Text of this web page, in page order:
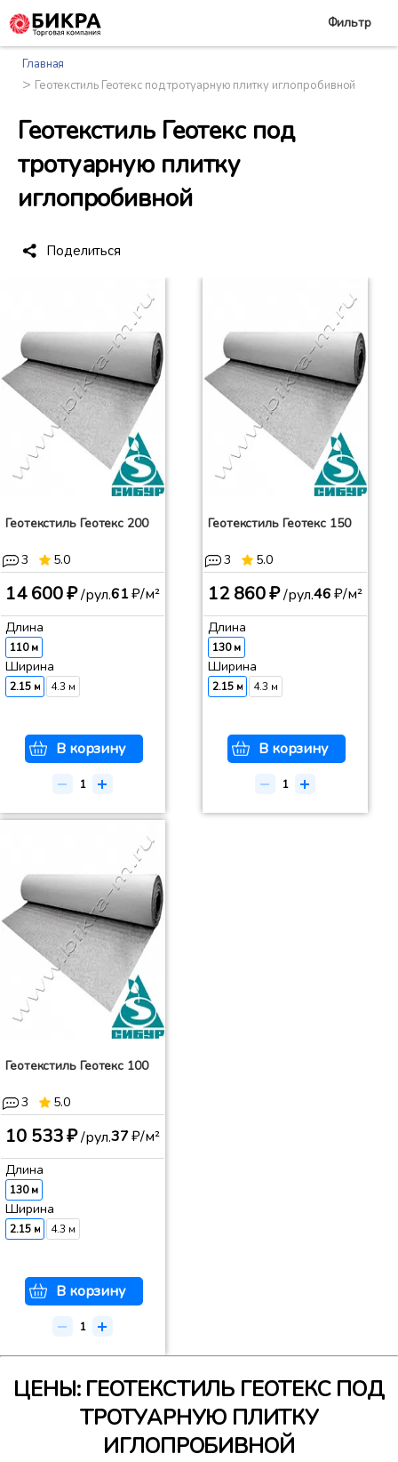
Главная
> Геотекстиль Геотекс под тротуарную плитку иглопробивной
Геотекстиль Геотекс под
тротуарную плитку
иглопробивной
Поделиться
Фильтр
Геотекстиль Геотекс 200
3 5.0
14 600 ₽/рул.61₽/м²
Длина
110 м
Ширина
2.15 м 4.3 м
В корзину
Геотекстиль Геотекс 150
3 5.0
12 860 ₽/рул.46₽/м²
Длина
130 м
Ширина
2.15 м 4.3 м
В корзину
Геотекстиль Геотекс 100
3 5.0
10 533 ₽/рул.37₽/м²
Длина
130 м
Ширина
2.15 м 4.3 м
В корзину
ЦЕНЫ: ГЕОТЕКСТИЛЬ ГЕОТЕКС ПОД
ТРОТУАРНУЮ ПЛИТКУ
ИГЛОПРОБИВНОЙ